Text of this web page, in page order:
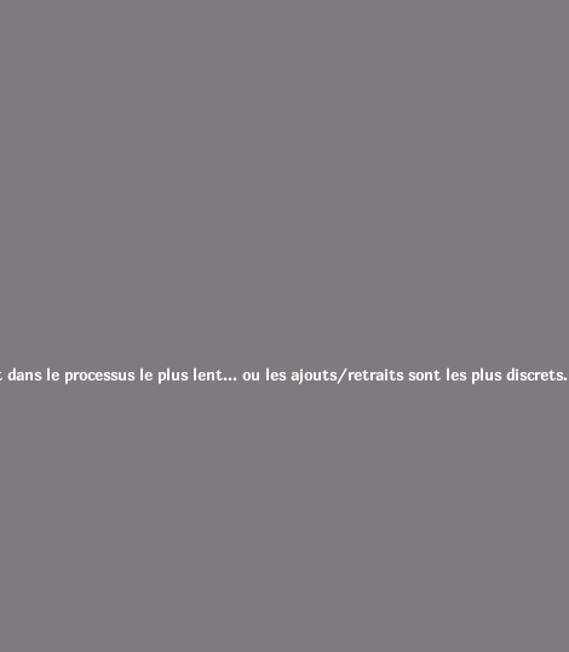
le processus le plus lent... ou les ajouts/retraits sont les plus discrets.